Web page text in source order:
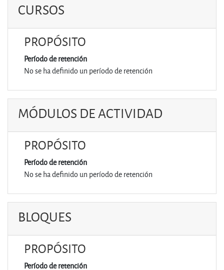
CURSOS
PROPÓSITO
Período de retención
No se ha definido un período de retención
MÓDULOS DE ACTIVIDAD
PROPÓSITO
Período de retención
No se ha definido un período de retención
BLOQUES
PROPÓSITO
Período de retención